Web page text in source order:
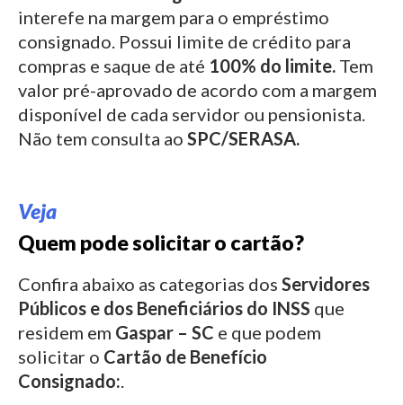
interefe na margem para o empréstimo
consignado. Possui limite de crédito para
compras e saque de até 100% do limite. Tem
valor pré-aprovado de acordo com a margem
disponível de cada servidor ou pensionista.
Não tem consulta ao SPC/SERASA.
Veja
Quem pode solicitar o cartão?
Confira abaixo as categorias dos Servidores
Públicos e dos Beneficiários do INSS que
residem em Gaspar – SC e que podem
solicitar o Cartão de Benefício
Consignado:.